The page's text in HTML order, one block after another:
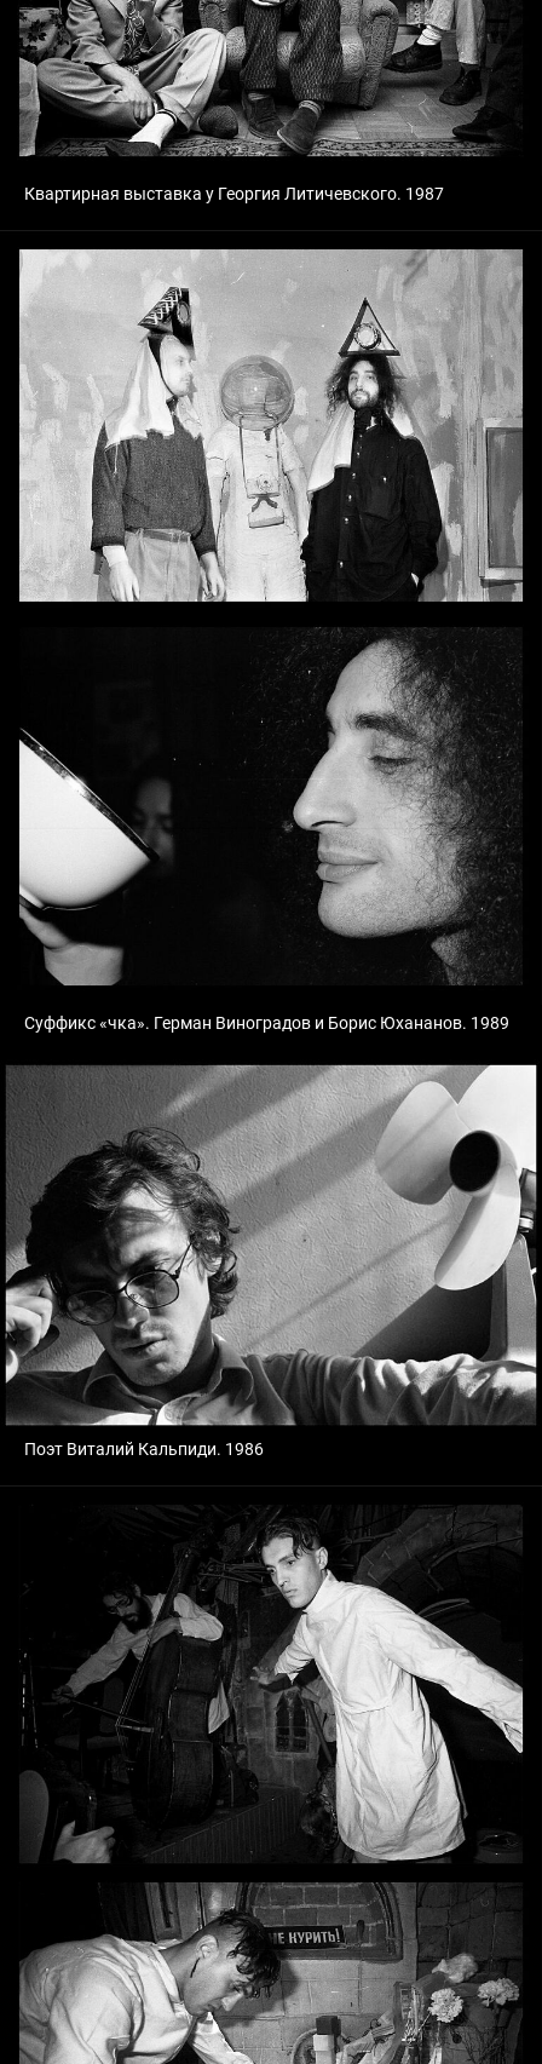
Квартирная выставка у Георгия Литичевского. 1987
Суффикс «чка». Герман Виноградов и Борис Юхананов. 1989
Поэт Виталий Кальпиди. 1986